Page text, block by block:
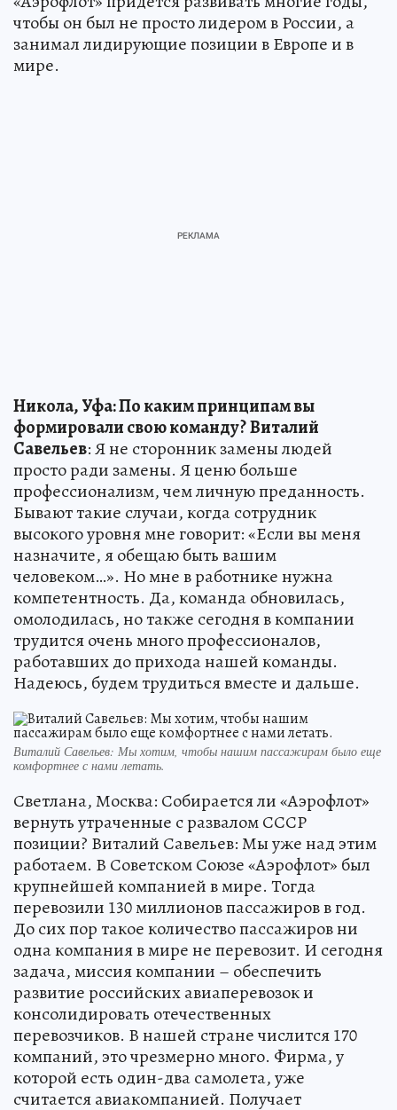
чтобы он был не просто лидером в России, а
занимал лидирующие позиции в Европе и в
мире.
Никола, Уфа: По каким принципам вы
формировали свою команду?Виталий
Савельев: Я не сторонник замены людей
просто ради замены. Я ценю больше
профессионализм, чем личную преданность.
Бывают такие случаи, когда сотрудник
высокого уровня мне говорит: «Если вы меня
назначите, я обещаю быть вашим
человеком…». Но мне в работнике нужна
компетентность. Да, команда обновилась,
омолодилась, но также сегодня в компании
трудится очень много профессионалов,
работавших до прихода нашей команды.
Надеюсь, будем трудиться вместе и дальше.
Виталий Савельев: Мы хотим, чтобы нашим пассажирам было еще
комфортнее с нами летать.
Светлана, Москва: Собирается ли «Аэрофлот»
вернуть утраченные с развалом СССР
позиции? Виталий Савельев: Мы уже над этим
работаем. В Советском Союзе «Аэрофлот» был
крупнейшей компанией в мире. Тогда
перевозили 130 миллионов пассажиров в год.
До сих пор такое количество пассажиров ни
одна компания в мире не перевозит. И сегодня
задача, миссия компании – обеспечить
развитие российских авиаперевозок и
консолидировать отечественных
перевозчиков. В нашей стране числится 170
компаний, это чрезмерно много. Фирма, у
которой есть один-два самолета, уже
считается авиакомпанией. Получает